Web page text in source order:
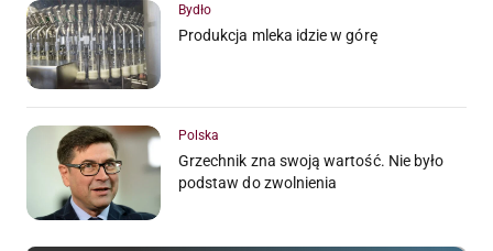
Bydło
Produkcja mleka idzie w górę
Polska
Grzechnik zna swoją wartość. Nie było
podstaw do zwolnienia